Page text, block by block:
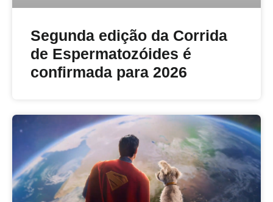
Segunda edição da Corrida
de Espermatozóides é
confirmada para 2026